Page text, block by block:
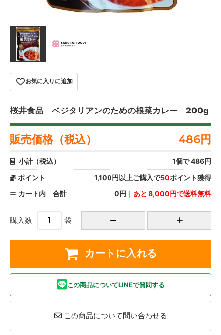
お気に入りに追加
桜井食品 ベジタリアンのための根菜カレー 200g
販売価格（税込） 486円
小計（税込） 1個で486円
ポイント
1,100円以上ご購入で50ポイント獲得
カート内 合計
0円｜ あと 8,000円で送料無料
購入数 袋
カートに入れる
この商品についてLINEで質問する
この商品について問い合わせる